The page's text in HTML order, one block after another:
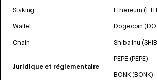
Staking
Wallet
Chain
Juridique et réglementaire
Ethereum
Dogecoin
Shiba Inu
PEPE (PEPE)
BONK (BONK)